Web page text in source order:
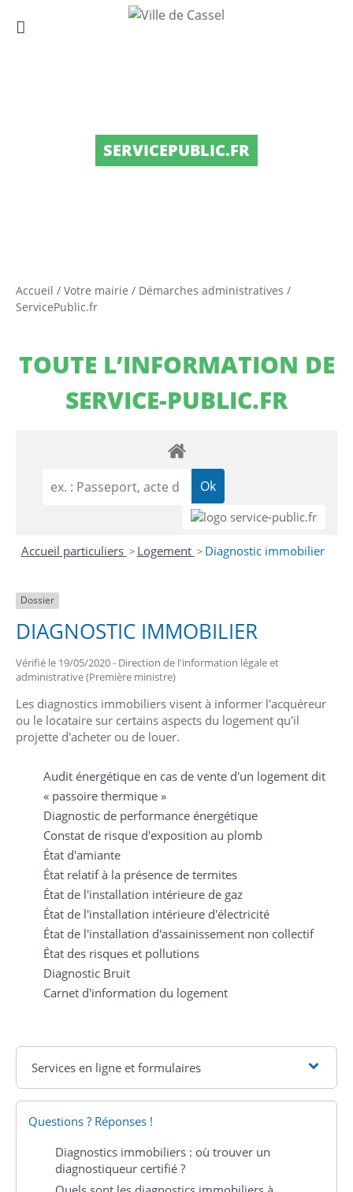
SERVICEPUBLIC.FR
Accueil / Votre mairie / Démarches administratives /
ServicePublic.fr
TOUTE L’INFORMATION DE
SERVICE-PUBLIC.FR
Accueil particuliers > Logement > Diagnostic immobilier
Dossier
DIAGNOSTIC IMMOBILIER
Vérifié le 19/05/2020 - Direction de l'information légale et
administrative (Première ministre)
Les diagnostics immobiliers visent à informer l'acquéreur
ou le locataire sur certains aspects du logement qu'il
projette d'acheter ou de louer.
Audit énergétique en cas de vente d'un logement dit
« passoire thermique »
Diagnostic de performance énergétique
Constat de risque d'exposition au plomb
État d'amiante
État relatif à la présence de termites
État de l'installation intérieure de gaz
État de l'installation intérieure d'électricité
État de l'installation d'assainissement non collectif
État des risques et pollutions
Diagnostic Bruit
Carnet d'information du logement
Services en ligne et formulaires
Questions ? Réponses !
Diagnostics immobiliers : où trouver un
diagnostiqueur certifié ?